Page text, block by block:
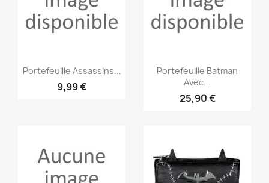
Aperçu rapide
Portefeuille Assassins...
9,99 €
Aperçu rapide
Portefeuille Batman
Avec...
25,90 €